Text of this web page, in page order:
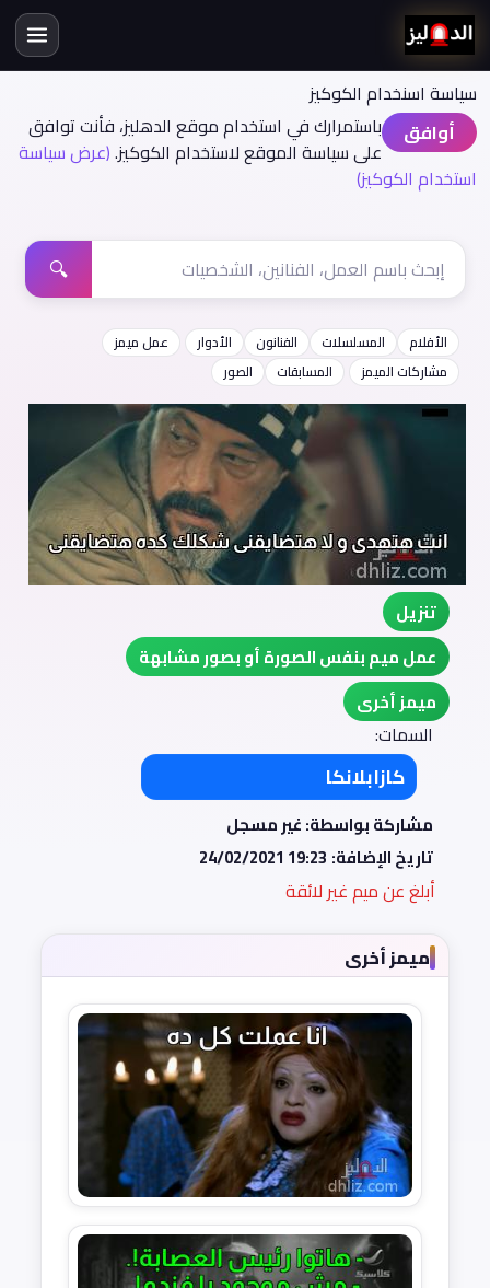
سياسة اسنخدام الكوكيز
أوافق
باستمرارك في استخدام موقع الدهليز، فأنت توافق
على سياسة الموقع لاستخدام الكوكيز.(عرض سياسة
استخدام الكوكيز)
🔍
الأفلام المسلسلات الفنانون الأدوار
عمل ميمز
مشاركات الميمز
المسابقات الصور
تنزيل
عمل ميم بنفس الصورة أو بصور مشابهة
ميمز أخرى
السمات:
كازابلانكا
مشاركة بواسطة: غير مسجل
تاريخ الإضافة: 24/02/2021 19:23
أبلغ عن ميم غير لائقة
ميمز أخرى